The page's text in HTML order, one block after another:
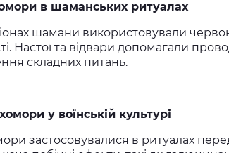
в шаманських ритуалах
шамани використовували
Настої та відвари допомагали
складних питань.
у воїнській культурі
застосовувалися в ритуалах